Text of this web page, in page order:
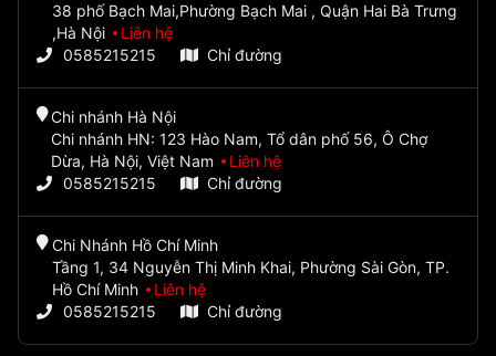
38 phố Bạch Mai,Phường Bạch Mai , Quận Hai Bà Trưng
,Hà Nội
Liên hệ
0585215215
Chỉ đường
Chi nhánh Hà Nội
Chi nhánh HN: 123 Hào Nam, Tổ dân phố 56, Ô Chợ
Dừa, Hà Nội, Việt Nam
Liên hệ
0585215215
Chỉ đường
Chi Nhánh Hồ Chí Minh
Tầng 1, 34 Nguyễn Thị Minh Khai, Phường Sài Gòn, TP.
Hồ Chí Minh
Liên hệ
0585215215
Chỉ đường